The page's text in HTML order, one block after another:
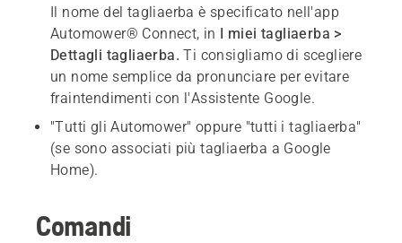
Il nome del tagliaerba è specificato nell'app
Automower® Connect, in I miei tagliaerba >
Dettagli tagliaerba.Ti consigliamo di scegliere
un nome semplice da pronunciare per evitare
fraintendimenti con l'Assistente Google.
"Tutti gli Automower" oppure "tutti i tagliaerba"
(se sono associati più tagliaerba a Google
Home).
Comandi